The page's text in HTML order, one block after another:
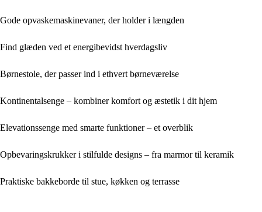
Gode opvaskemaskinevaner, der holder i længden
Find glæden ved et energibevidst hverdagsliv
Børnestole, der passer ind i ethvert børneværelse
Kontinentalsenge – kombiner komfort og æstetik i dit hjem
Elevationssenge med smarte funktioner – et overblik
Opbevaringskrukker i stilfulde designs – fra marmor til keramik
Praktiske bakkeborde til stue, køkken og terrasse